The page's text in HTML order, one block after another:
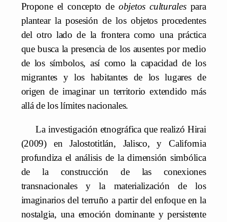
Propone el concepto de objetos culturalespara
plantear la posesión de los objetos procedentes
del otro lado de la frontera como una práctica
que busca la presencia de los ausentes por medio
de los símbolos, así como la capacidad de los
migrantes y los habitantes de los lugares de
origen de imaginar un territorio extendido más
allá de los límites nacionales.
La investigación etnográfica que realizó Hirai
(2009) en Jalostotitlán, Jalisco, y California
profundiza el análisis de la dimensión simbólica
de la construcción de las conexiones
transnacionales y la materialización de los
imaginarios del terruño a partir del enfoque en la
nostalgia, una emoción dominante y persistente